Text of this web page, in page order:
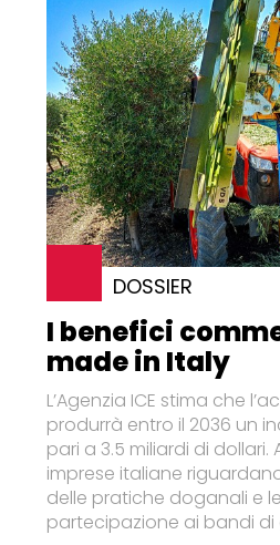
DOSSIER
I benefici
made in Italy
L’Agenzia ICE stima che
produrrà entro il 2036 un
pari a 3.5 miliardi di dollari.
imprese italiane
delle pratiche doganali e
partecipazione ai bandi di